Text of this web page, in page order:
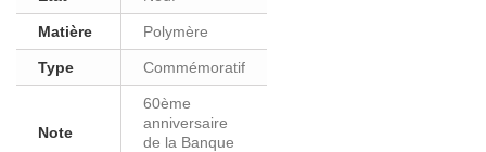
Matière Polymère
Type Commémoratif
Note
60ème
anniversaire
de la Banque